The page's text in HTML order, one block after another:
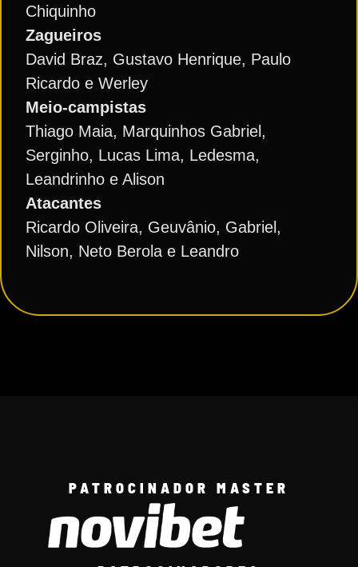
Chiquinho
Zagueiros
David Braz, Gustavo Henrique, Paulo
Ricardo e Werley
Meio-campistas
Thiago Maia, Marquinhos Gabriel,
Serginho, Lucas Lima, Ledesma,
Leandrinho e Alison
Atacantes
Ricardo Oliveira, Geuvânio, Gabriel,
Nilson, Neto Berola e Leandro
PATROCINADOR MASTER